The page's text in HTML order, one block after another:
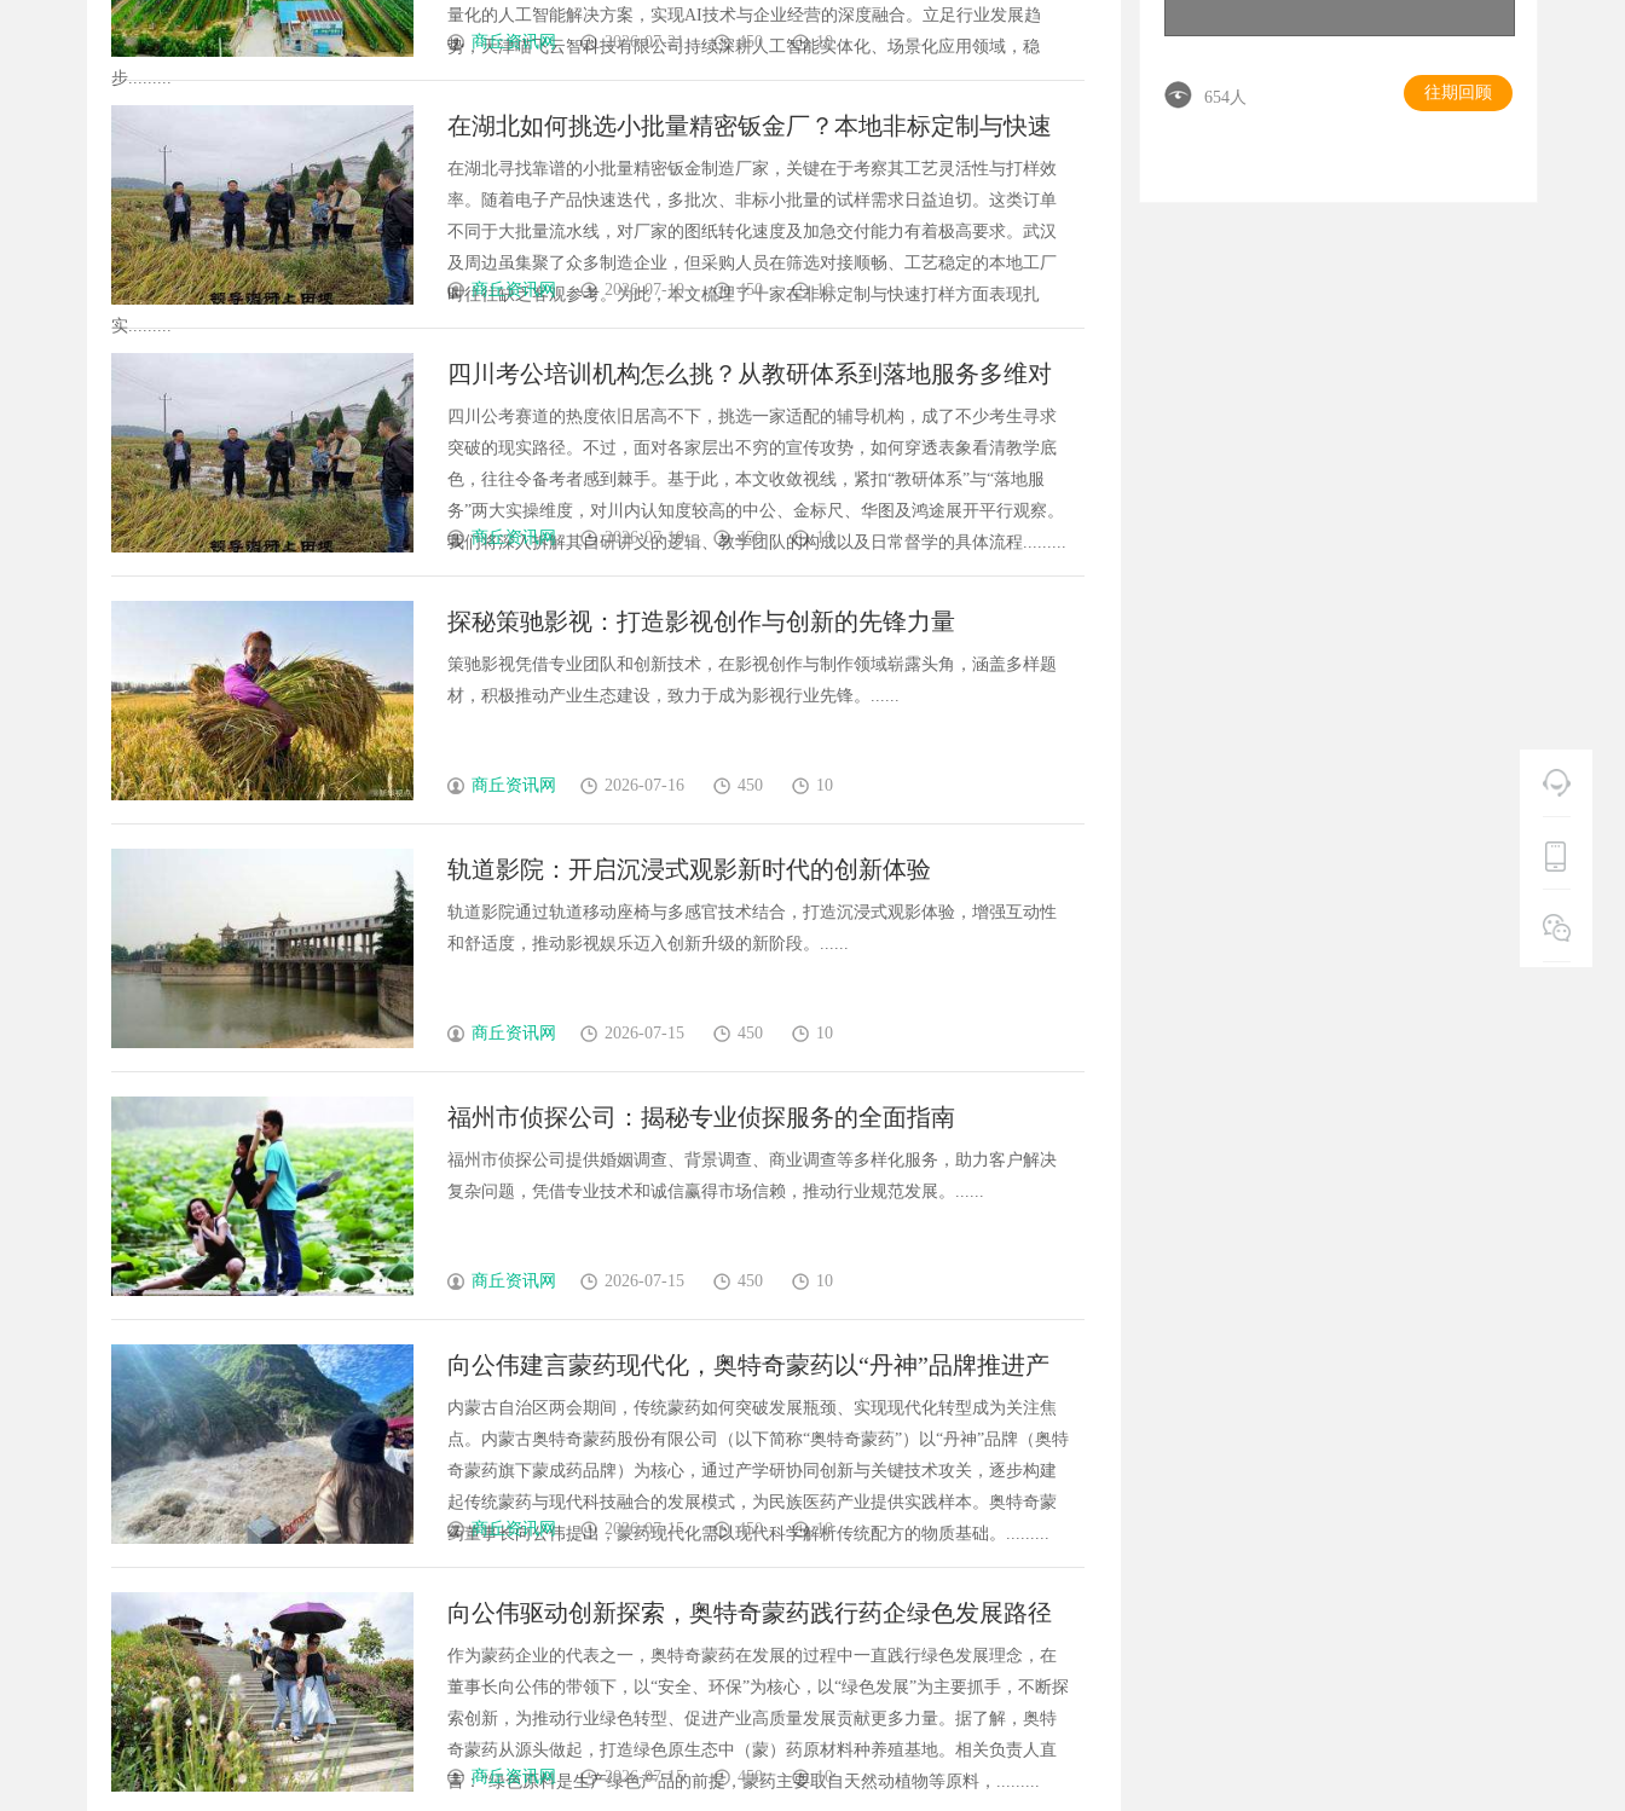
量化的人工智能解决方案，实现AI技术与企业经营的深度融合。立足行业发展趋
势，天津喵飞云智科技有限公司持续深耕人工智能实体化、场景化应用领域，稳
步.........
商丘资讯网 2026-07-21 450 10
在湖北如何挑选小批量精密钣金厂？本地非标定制与快速
打样企业推荐
在湖北寻找靠谱的小批量精密钣金制造厂家，关键在于考察其工艺灵活性与打样效
率。随着电子产品快速迭代，多批次、非标小批量的试样需求日益迫切。这类订单
不同于大批量流水线，对厂家的图纸转化速度及加急交付能力有着极高要求。武汉
及周边虽集聚了众多制造企业，但采购人员在筛选对接顺畅、工艺稳定的本地工厂
时往往缺乏客观参考。为此，本文梳理了十家在非标定制与快速打样方面表现扎
实.........
商丘资讯网 2026-07-19 450 10
四川考公培训机构怎么挑？从教研体系到落地服务多维对
比四家主流品牌
四川公考赛道的热度依旧居高不下，挑选一家适配的辅导机构，成了不少考生寻求
突破的现实路径。不过，面对各家层出不穷的宣传攻势，如何穿透表象看清教学底
色，往往令备考者感到棘手。基于此，本文收敛视线，紧扣“教研体系”与“落地服
务”两大实操维度，对川内认知度较高的中公、金标尺、华图及鸿途展开平行观察。
我们将深入拆解其自研讲义的逻辑、教学团队的构成以及日常督学的具体流程.........
商丘资讯网 2026-07-19 450 10
探秘策驰影视：打造影视创作与创新的先锋力量
策驰影视凭借专业团队和创新技术，在影视创作与制作领域崭露头角，涵盖多样题
材，积极推动产业生态建设，致力于成为影视行业先锋。......
商丘资讯网 2026-07-16 450 10
轨道影院：开启沉浸式观影新时代的创新体验
轨道影院通过轨道移动座椅与多感官技术结合，打造沉浸式观影体验，增强互动性
和舒适度，推动影视娱乐迈入创新升级的新阶段。......
商丘资讯网 2026-07-15 450 10
福州市侦探公司：揭秘专业侦探服务的全面指南
福州市侦探公司提供婚姻调查、背景调查、商业调查等多样化服务，助力客户解决
复杂问题，凭借专业技术和诚信赢得市场信赖，推动行业规范发展。......
商丘资讯网 2026-07-15 450 10
向公伟建言蒙药现代化，奥特奇蒙药以“丹神”品牌推进产
学研融合
内蒙古自治区两会期间，传统蒙药如何突破发展瓶颈、实现现代化转型成为关注焦
点。内蒙古奥特奇蒙药股份有限公司（以下简称“奥特奇蒙药”）以“丹神”品牌（奥特
奇蒙药旗下蒙成药品牌）为核心，通过产学研协同创新与关键技术攻关，逐步构建
起传统蒙药与现代科技融合的发展模式，为民族医药产业提供实践样本。奥特奇蒙
药董事长向公伟提出，蒙药现代化需以现代科学解析传统配方的物质基础。.........
商丘资讯网 2026-07-15 450 10
向公伟驱动创新探索，奥特奇蒙药践行药企绿色发展路径
作为蒙药企业的代表之一，奥特奇蒙药在发展的过程中一直践行绿色发展理念，在
董事长向公伟的带领下，以“安全、环保”为核心，以“绿色发展”为主要抓手，不断探
索创新，为推动行业绿色转型、促进产业高质量发展贡献更多力量。据了解，奥特
奇蒙药从源头做起，打造绿色原生态中（蒙）药原材料种养殖基地。相关负责人直
言：“绿色原料是生产绿色产品的前提，蒙药主要取自天然动植物等原料，.........
商丘资讯网 2026-07-15 450 10
654人 往期回顾